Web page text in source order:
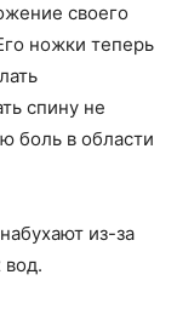
своего
ножки теперь
спину не
боль в области
из-за